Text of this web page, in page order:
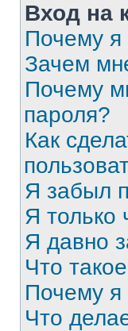
Вход на
Почему я
Зачем
Почему
пароля?
Как
Я забыл
Я только
Я давно
Что
Почему я
Что